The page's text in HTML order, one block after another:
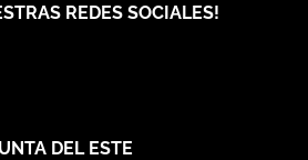
REDES SOCIALES!
DEL ESTE